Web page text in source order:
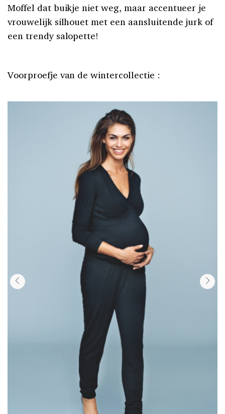
Moffel dat buikje niet weg, maar accentueer je
vrouwelijk silhouet met een aansluitende jurk of
een trendy salopette!
Voorproefje van de wintercollectie :